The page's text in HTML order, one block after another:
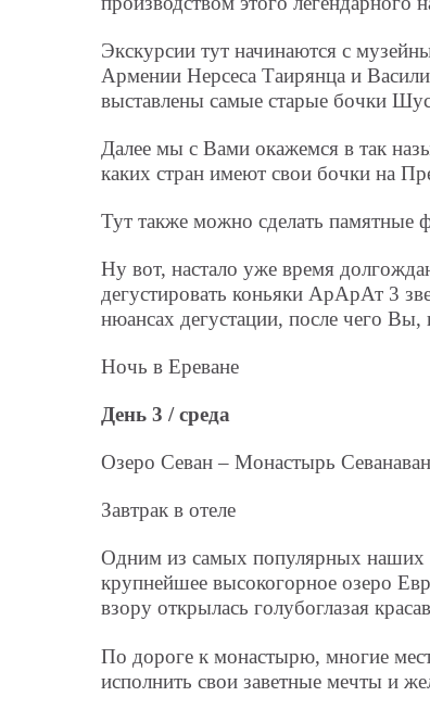
Экскурсии тут начинаются с
Армении Нерсеса Таирянца и
выставлены самые старые бочки
Далее мы с Вами окажемся в так
каких стран имеют свои бочки на
Тут также можно сделать памятные
Ну вот, настало уже время
дегустировать коньяки АрАрАт 3
нюансах дегустации, после чего
Ночь в Ереване
День 3 / среда
Озеро Севан – Монастырь
Завтрак в отеле
Одним из самых популярных наших
крупнейшее высокогорное озеро
взору открылась голубоглазая
По дороге к монастырю, многие
исполнить свои заветные мечты и